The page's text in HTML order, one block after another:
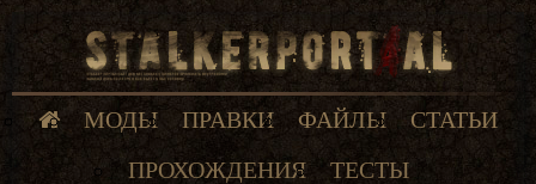
МОДЫ ПРАВКИ ФАЙЛЫ
СТАТЬИ
ПРОХОЖДЕНИЯ
ТЕСТЫ